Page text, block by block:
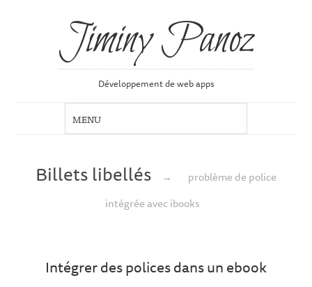
Jiminy Panoz
Développement de web apps
Billets libellés →
problème de police
intégrée avec ibooks
Intégrer des polices dans un ebook